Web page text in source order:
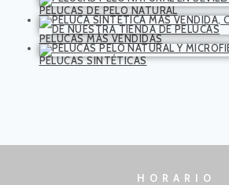
PELUCAS DE PELO NATURAL
PELUCAS MÁS VENDIDAS
PELUCAS SINTÉTICAS
HORARIO